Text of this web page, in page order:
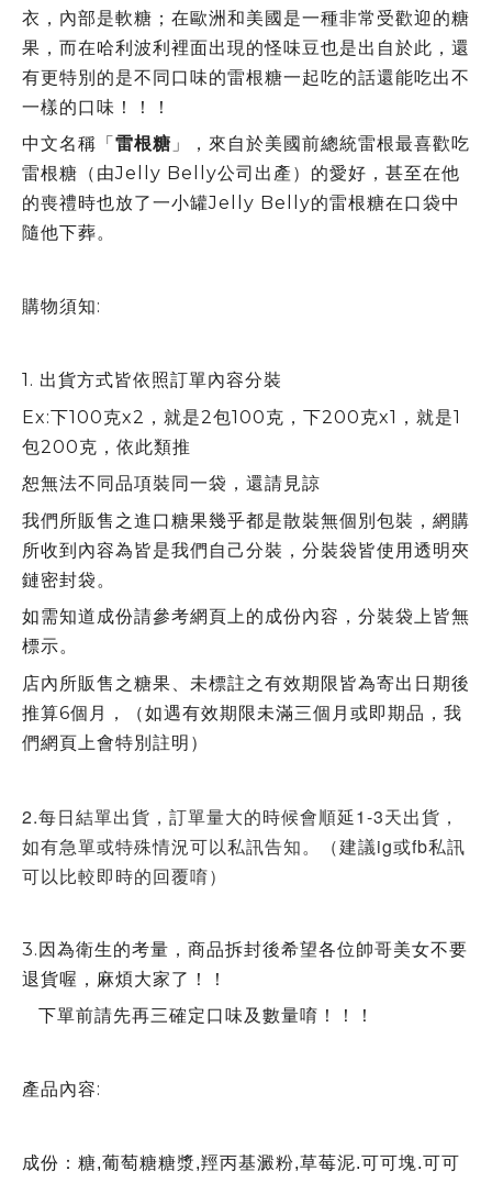
衣，內部是軟糖；在歐洲和美國是一種非常受歡迎的糖
果，而在哈利波利裡面出現的怪味豆也是出自於此，還
有更特別的是不同口味的雷根糖一起吃的話還能吃出不
一樣的口味！！！
中文名稱「雷根糖 」，來自於美國前總統雷根最喜歡吃
雷根糖（由Jelly Belly公司出產）的愛好，甚至在他
的喪禮時也放了一小罐Jelly Belly的雷根糖在口袋中
隨他下葬。
購物須知:
1. 出貨方式皆依照訂單內容分裝
Ex:下100克x2，就是2包100克，下200克x1，就是1
包200克，依此類推
恕無法不同品項裝同一袋，還請見諒
我們所販售之進口糖果幾乎都是散裝無個別包裝，網購
所收到內容為皆是我們自己分裝，分裝袋皆使用透明夾
鏈密封袋。
如需知道成份請參考網頁上的成份內容，分裝袋上皆無
標示。
店內所販售之糖果、未標註之有效期限皆為寄出日期後
推算6個月，（如遇有效期限未滿三個月或即期品，我
們網頁上會特別註明）
2.每日結單出貨，訂單量大的時候會順延1-3天出貨，
如有急單或特殊情況可以私訊告知。（建議ig或fb私訊
可以比較即時的回覆唷）
3.因為衛生的考量，商品拆封後希望各位帥哥美女不要
退貨喔，麻煩大家了！！
下單前請先再三確定口味及數量唷！！！
產品內容:
成份：糖,葡萄糖糖漿,羥丙基澱粉,草莓泥.可可塊.可可